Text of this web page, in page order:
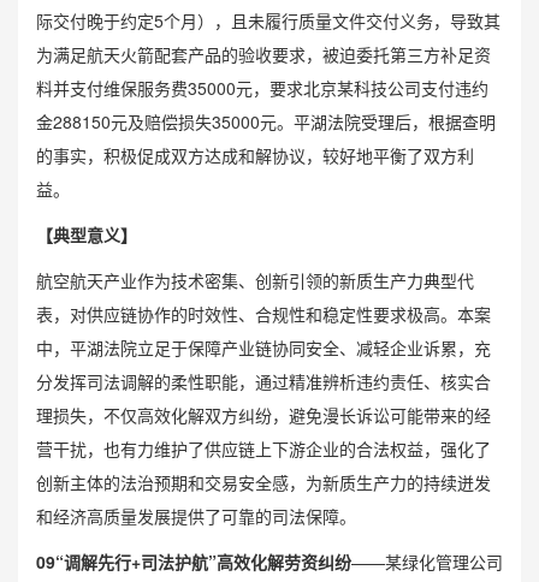
际交付晚于约定5个月），且未履行质量文件交付义务，导致其
为满足航天火箭配套产品的验收要求，被迫委托第三方补足资
料并支付维保服务费35000元，要求北京某科技公司支付违约
金288150元及赔偿损失35000元。平湖法院受理后，根据查明
的事实，积极促成双方达成和解协议，较好地平衡了双方利
益。
【典型意义】
航空航天产业作为技术密集、创新引领的新质生产力典型代
表，对供应链协作的时效性、合规性和稳定性要求极高。本案
中，平湖法院立足于保障产业链协同安全、减轻企业诉累，充
分发挥司法调解的柔性职能，通过精准辨析违约责任、核实合
理损失，不仅高效化解双方纠纷，避免漫长诉讼可能带来的经
营干扰，也有力维护了供应链上下游企业的合法权益，强化了
创新主体的法治预期和交易安全感，为新质生产力的持续迸发
和经济高质量发展提供了可靠的司法保障。
09“调解先行+司法护航”高效化解劳资纠纷——某绿化管理公司